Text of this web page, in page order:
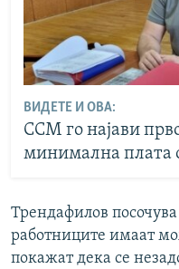
ВИДЕТЕ И ОВА:
ССМ го најави
минимална плата
Трендафилов посочува
работниците имаат
покажат дека се